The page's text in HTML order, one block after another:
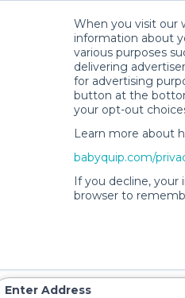
When you visit our
information about
various purposes
delivering
for advertising
button at the
your opt-out
Learn more about
babyquip.com/
If you decline, your
browser to
PartyQuip™
Baby and Kid
Enter Address